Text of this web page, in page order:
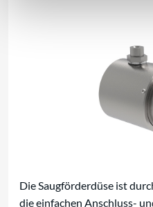
Die Saugförderdüse ist
die einfachen Anschluss-